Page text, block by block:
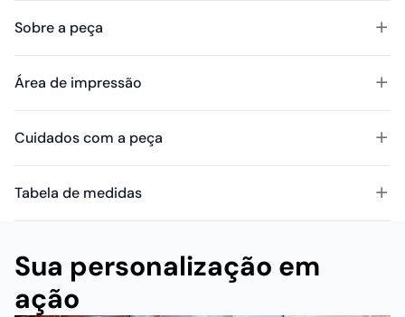
Sobre a peça
Área de impressão
Cuidados com a peça
Tabela de medidas
Sua personalização em
ação